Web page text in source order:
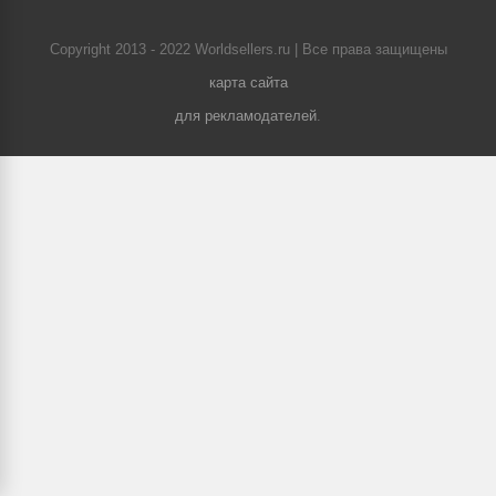
Copyright 2013 - 2022 Worldsellers.ru | Все права защищены
карта сайта
для рекламодателей